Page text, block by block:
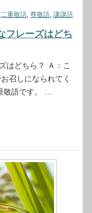
二重敬語 尊敬語 謙譲語
フレーズはどち
はどちら？ Ａ：こ
召しになられてく
敬語です。 …